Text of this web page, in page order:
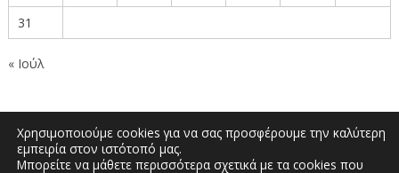
31
« Ιούλ
Χρησιμοποιούμε cookies για να σας προσφέρουμε την καλύτερη
εμπειρία στον ιστότοπό μας.
Μπορείτε να μάθετε περισσότερα σχετικά με τα cookies που